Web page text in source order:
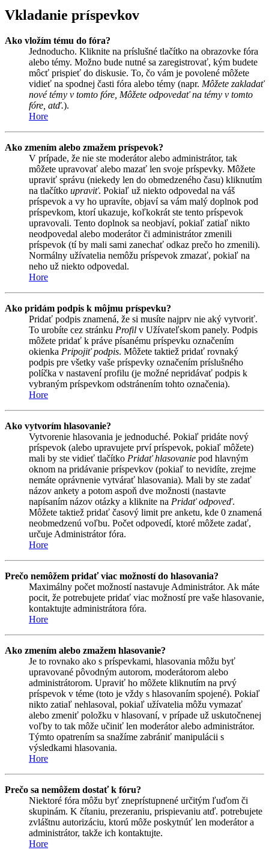
Vkladanie príspevkov
Ako vložím tému do fóra?
Jednoducho. Kliknite na príslušné tlačítko na obrazovke fóra
alebo témy. Možno bude nutné sa zaregistrovať, kým budete
môcť prispieť do diskusie. To, čo vám je povolené môžete
vidieť na spodnej časti fóra alebo témy (napr. Môžete zakladať
nové témy v tomto fóre, Môžete odpovedať na témy v tomto
fóre, atď.).
Hore
Ako zmením alebo zmažem príspevok?
V prípade, že nie ste moderátor alebo administrátor, tak
môžete upravovať alebo mazať len svoje príspevky. Môžete
upraviť správu (niekedy len do obmedzeného času) kliknutím
na tlačítko upraviť. Pokiaľ už niekto odpovedal na váš
príspevok a vy ho upravíte, objaví sa vám malý doplnok pod
príspevkom, ktorí ukazuje, koľkokrát ste tento príspevok
upravovali. Tento doplnok sa neobjaví, pokiaľ zatiaľ nikto
neodpovedal alebo moderátor či administrátor zmenili
príspevok (tí by mali sami zanechať odkaz prečo ho zmenili).
Normálny užívatelia nemôžu príspevok zmazať, pokiaľ na
neho už niekto odpovedal.
Hore
Ako pridám podpis k môjmu príspevku?
Pridať podpis znamená, že si musíte najprv nie aký vytvoriť.
To urobíte cez stránku Profil v Užívateľskom panely. Podpis
môžete pridať k práve písanému príspevku označením
okienka Pripojiť podpis. Môžete taktiež pridať rovnaký
podpis pre všetky vaše príspevky označením príslušného
políčka v nastavení profilu (je možné nepridávať podpis k
vybraným príspevkom odstránením tohto označenia).
Hore
Ako vytvorím hlasovanie?
Vytvorenie hlasovania je jednoduché. Pokiaľ pridáte nový
príspevok (alebo upravujete prví príspevok, pokiaľ môžete)
mali by ste vidieť tlačítko Pridať hlasovanie pod hlavným
oknom na pridávanie príspevkov (pokiaľ to nevidíte, zrejme
nemáte oprávnenie vytvárať hlasovania). Mali by ste zadať
názov ankety a potom aspoň dve možnosti (nastavte
napísaním názov otázky a kliknite na Pridať odpoveď.
Môžete taktiež pridať časový limit pre anketu, kde 0 znamená
neobmedzenú voľbu. Počet odpovedí, ktoré môžete zadať,
určuje Administrátor fóra.
Hore
Prečo nemôžem pridať viac možností do hlasovania?
Maximálny počet možností nastavuje Administrátor. Ak máte
pocit, že potrebujete pridať viac možností pre vaše hlasovanie,
kontaktujte administrátora fóra.
Hore
Ako zmením alebo zmažem hlasovanie?
Je to rovnako ako s príspevkami, hlasovania môžu byť
upravované pôvodným autorom, moderátorom alebo
administrátorom. Upraviť ho môžete kliknutím na prvý
príspevok v téme (toto je vždy s hlasovaním spojené). Pokiaľ
nikto zatiaľ nehlasoval, pokiaľ užívatelia môžu vymazať
alebo zmeniť položku v hlasovaní, v prípade už uskutočnenej
voľby to tak môže učiniť len moderátor alebo administrátor.
Týmto opatrením sa snažíme zabrániť manipulácii s
výsledkami hlasovania.
Hore
Prečo sa nemôžem dostať k fóru?
Niektoré fóra môžu byť zneprístupnené určitým ľuďom či
skupinám. K čítaniu, prezeraniu, prispievaniu atď. potrebujete
zvláštnu autorizáciu, ktorú môže poskytnúť len moderátor a
administrátor, takže ich kontaktujte.
Hore